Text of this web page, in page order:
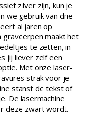
zilver zijn, kun je
we gebruik van drie
al jaren op
graveerpen maakt het
te zetten, in
jij liever zelf een
Met onze laser-
strak voor je
stanst de tekst of
De lasermachine
deze zwart wordt.